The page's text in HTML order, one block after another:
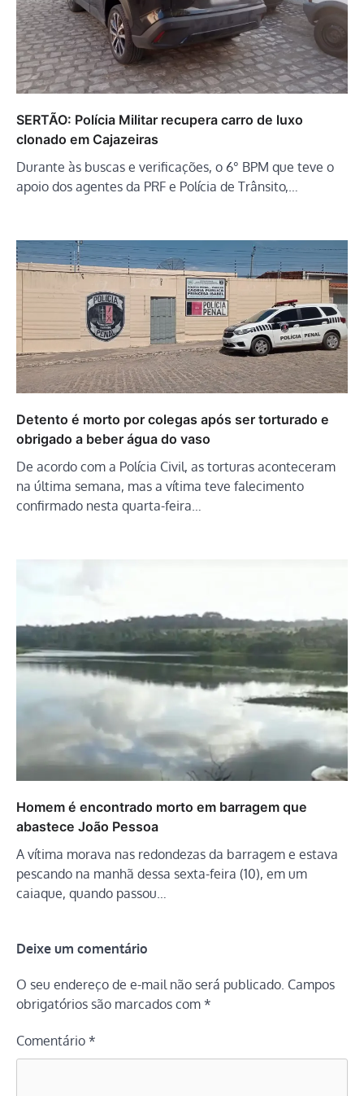
SERTÃO: Polícia Militar recupera carro de luxo
clonado em Cajazeiras
Durante às buscas e verificações, o 6° BPM que teve o
apoio dos agentes da PRF e Polícia de Trânsito,…
Detento é morto por colegas após ser torturado e
obrigado a beber água do vaso
De acordo com a Polícia Civil, as torturas aconteceram
na última semana, mas a vítima teve falecimento
confirmado nesta quarta-feira…
Homem é encontrado morto em barragem que
abastece João Pessoa
A vítima morava nas redondezas da barragem e estava
pescando na manhã dessa sexta-feira (10), em um
caiaque, quando passou…
Deixe um comentário
O seu endereço de e-mail não será publicado. Campos
obrigatórios são marcados com *
Comentário *